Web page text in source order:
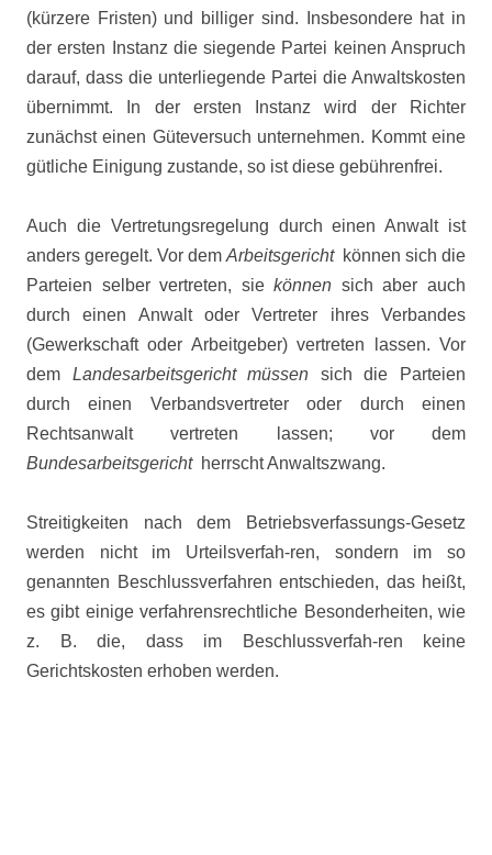
(kürzere Fristen) und billiger sind. Insbesondere hat in
der ersten Instanz die siegende Partei keinen Anspruch
darauf, dass die unterliegende Partei die Anwaltskosten
übernimmt. In der ersten Instanz wird der Richter
zunächst einen Güteversuch unternehmen. Kommt eine
gütliche Einigung zustande, so ist diese gebührenfrei.
Auch die Vertretungsregelung durch einen Anwalt ist
anders geregelt. Vor dem Arbeitsgericht können sich die
Parteien selber vertreten, siekönnen sich aber auch
durch einen Anwalt oder Vertreter ihres Verbandes
(Gewerkschaft oder Arbeitgeber) vertreten lassen. Vor
dem Landesarbeitsgericht müssen sich die Parteien
durch einen Verbandsvertreter oder durch einen
Rechtsanwalt vertreten lassen; vor dem
Bundesarbeitsgericht herrscht Anwaltszwang.
Streitigkeiten nach dem Betriebsverfassungs-Gesetz
werden nicht im Urteilsverfah-ren, sondern im so
genannten Beschlussverfahren entschieden, das heißt,
es gibt einige verfahrensrechtliche Besonderheiten, wie
z. B. die, dass im Beschlussverfah-ren keine
Gerichtskosten erhoben werden.